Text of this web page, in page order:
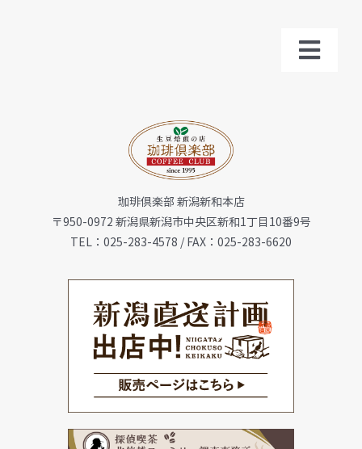
珈琲豆・特選ギフト
FC加盟店募集
珈琲倶楽部 新潟新和本店
〒950-0972 新潟県新潟市中央区新和1丁目10番9号
TEL：025-283-4578 / FAX：025-283-6620